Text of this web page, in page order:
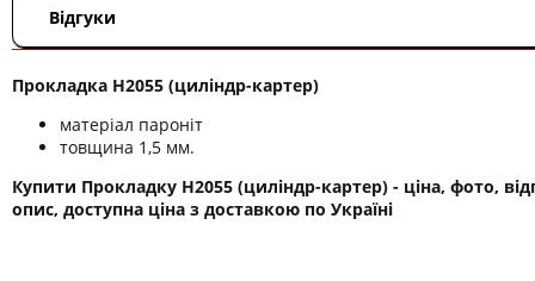
Відгуки
Прокладка H2055 (циліндр-картер)
матеріал пароніт
товщина 1,5 мм.
Купити Прокладку H2055 (циліндр-картер) - ціна, фото,
опис, доступна ціна з доставкою по Україні